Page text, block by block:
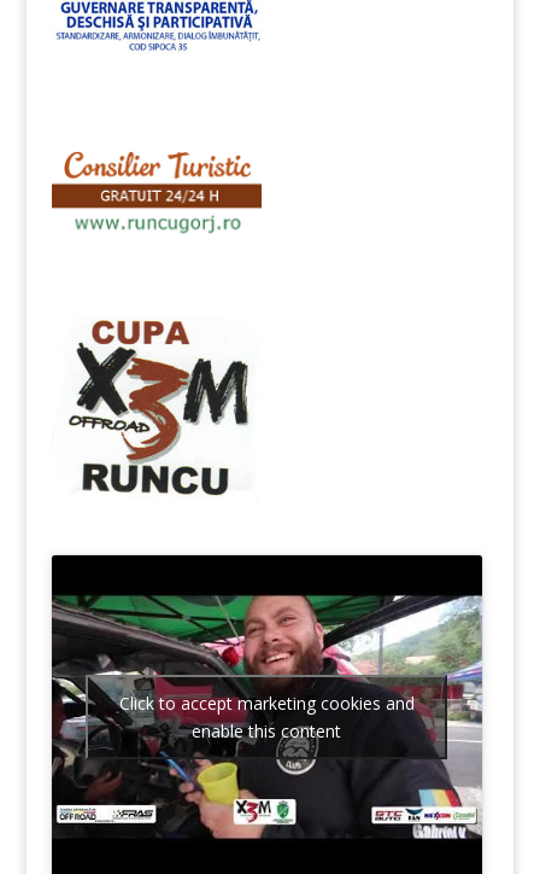
Click to accept marketing cookies and
enable this content